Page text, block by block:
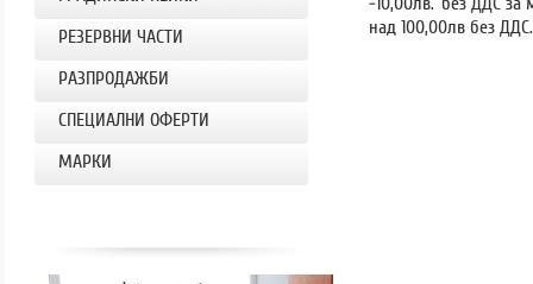
РЕЗЕРВНИ ЧАСТИ
РАЗПРОДАЖБИ
СПЕЦИАЛНИ ОФЕРТИ
МАРКИ
над 100,00лв без ДДС.